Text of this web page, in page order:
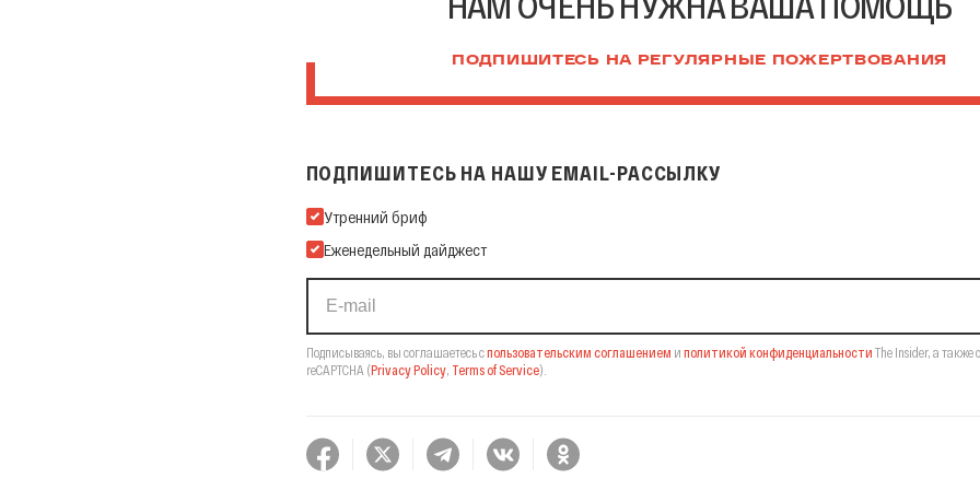
ПОДПИШИТЕСЬ НА РЕГУЛЯРНЫЕ ПОЖЕРТВОВАНИЯ
ПОДПИШИТЕСЬ НА НАШУ EMAIL-РАССЫЛКУ
Подпишитесь на нашу Email-рассылку
Утренний бриф
Еженедельный дайджест
Подписываясь, вы соглашаетесь спользовательским соглашением и политикой конфиденциальности The Insider, а также
reCAPTCHA (Privacy Policy, Terms of Service).